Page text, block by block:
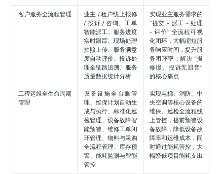
客户服务全流程管理
业主 / 租户线上报修
/ 投诉 / 咨询、工单
智能派工、服务进度
实时跟踪、现场处理
拍照上传、服务满意
度自动评价、投诉处
理全链路追溯、服务
质量数据统计分析
实现业主服务需求的
“提交 - 派工 - 处理
- 评价” 全流程可视
化闭环，大幅缩短服
务响应时间，提升服
务闭环率，解决 “报
修慢、投诉无回音”
的核心痛点
工程运维全生命周期
管理
设备设施全台账管
理、维保计划自动生
成与执行、标准化巡
检管理、设备故障智
能预警、维修工单闭
环管理、物料与采购
全流程管理、库存预
警、能耗监测与智能
管控
实现电梯、消防、中
央空调等核心设备的
维保、巡检全流程线
上管控，提前预警设
备故障，降低设备故
障率和运维成本，同
时通过能耗管控，大
幅降低项目能耗支出